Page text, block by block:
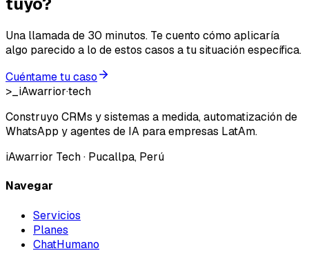
Una llamada de 30 minutos. Te cuento cómo aplicaría
algo parecido a lo de estos casos a tu situación específica.
Cuéntame tu caso
>_ iAwarrior·tech
Construyo CRMs y sistemas a medida, automatización de
WhatsApp y agentes de IA para empresas LatAm.
iAwarrior Tech· Pucallpa, Perú
Navegar
Servicios
Planes
ChatHumano